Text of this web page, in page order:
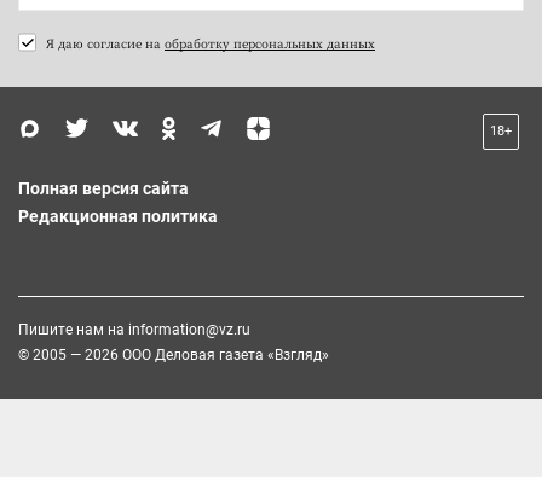
Я даю согласие на обработку персональных данных
18+
Полная версия сайта
Редакционная политика
Пишите нам на information@vz.ru
© 2005 — 2026 ООО Деловая газета «Взгляд»